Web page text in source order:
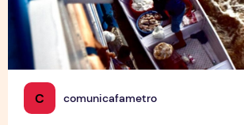
C comunicafametro